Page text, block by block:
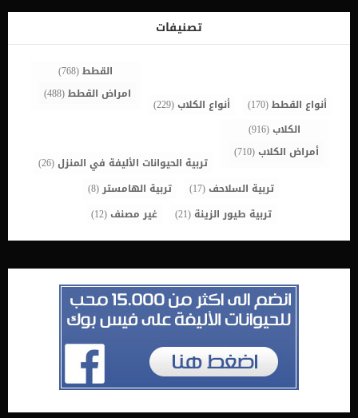
تستخدم لعابها بغزارة لتنظيف شعر جسدها, فاذا كنت تعانى من حساسية
لعاب القطط فلا داعى ان تملتك قطا من هذه السلالة.كبيرة الحجم, فانت
بحاجة الى امتلاك صندوق فضلات حكبير وفراش كبيرة وصندوق تنقل
تصنيفات
أنواع القطط(170) أنواع الكلاب(229)
القطط(768)
امراض القطط(488)
الكلاب(916)
أمراض الكلاب(710)
تربية الحيوانات الأليفة في المنزل(26)
تربية السلاحف(17) تربية الهامستر(8)
تربية طيور الزينة (21) غير مصنف(12)